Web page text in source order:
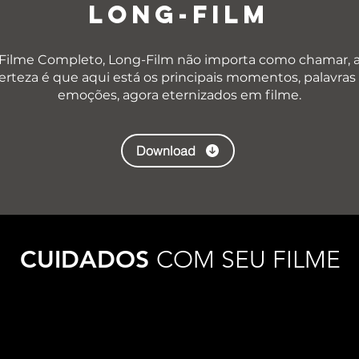
LONG-FILM
Completo, Long-Film não importa como chamar,
é que aqui está os principais momentos, palavras
emoções, agora eternizados em filme.
Download
CUIDADOS COM SEU FILME